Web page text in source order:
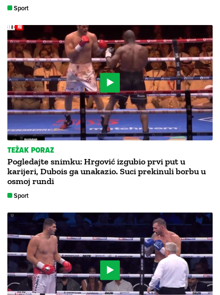
Sport
TEŽAK PORAZ
Pogledajte snimku: Hrgović izgubio prvi put u
karijeri, Dubois ga unakazio. Suci prekinuli borbu u
osmoj rundi
Sport